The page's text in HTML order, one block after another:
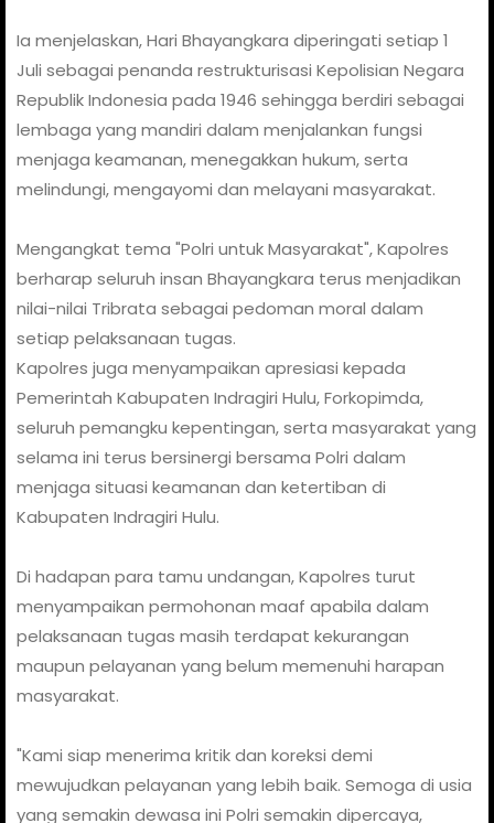
Ia menjelaskan, Hari Bhayangkara diperingati setiap 1
Juli sebagai penanda restrukturisasi Kepolisian Negara
Republik Indonesia pada 1946 sehingga berdiri sebagai
lembaga yang mandiri dalam menjalankan fungsi
menjaga keamanan, menegakkan hukum, serta
melindungi, mengayomi dan melayani masyarakat.
Mengangkat tema "Polri untuk Masyarakat", Kapolres
berharap seluruh insan Bhayangkara terus menjadikan
nilai-nilai Tribrata sebagai pedoman moral dalam
setiap pelaksanaan tugas.
Kapolres juga menyampaikan apresiasi kepada
Pemerintah Kabupaten Indragiri Hulu, Forkopimda,
seluruh pemangku kepentingan, serta masyarakat yang
selama ini terus bersinergi bersama Polri dalam
menjaga situasi keamanan dan ketertiban di
Kabupaten Indragiri Hulu.
Di hadapan para tamu undangan, Kapolres turut
menyampaikan permohonan maaf apabila dalam
pelaksanaan tugas masih terdapat kekurangan
maupun pelayanan yang belum memenuhi harapan
masyarakat.
"Kami siap menerima kritik dan koreksi demi
mewujudkan pelayanan yang lebih baik. Semoga di usia
yang semakin dewasa ini Polri semakin dipercaya,